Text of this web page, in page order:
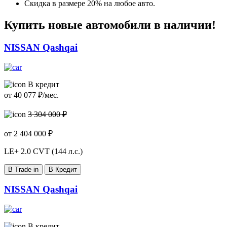
Скидка в размере 20% на любое авто.
Купить новые автомобили в наличии!
NISSAN Qashqai
В кредит
от 40 077 ₽/мес.
3 304 000 ₽
от 2 404 000 ₽
LE+ 2.0 CVT (144 л.с.)
В Trade-in В Кредит
NISSAN Qashqai